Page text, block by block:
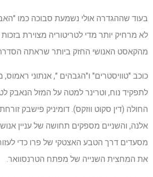
בעוד שההגדרה אולי נשמעת סבוכה כמו
לא מרחיק יותר מדי לטריטוריה מצוירת בזכות
מהקאסט האנושי החזק ביותר שראתה
כוכב "טוויסטרים" ו"הגבהים ", אנתוני ראמוס,
לתפקיד נוח, וטרינר למטה על המזל הנאבק
החולה (דין סקוט ווזקס). דומיניק פישבק
אלנה, והשניים מספקים תחושה של עניין
מסעדים דרך הטבע האצטקי של פרו כדי
את המחצית השנייה של מפתח הטרנסוואר.